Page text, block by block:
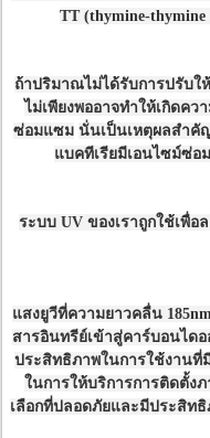
TT (thymine-thymine
ถ้าปริมาณไม่ได้รับการปรับใ
ไม่เพียงพออาจทำให้เกิดคว
ซ่อมแซม นั่นเป็นเหตุผลสำคั
แบคทีเรียมีเอนไซม์ซ่อ
ระบบ UV ของเราถูกใช้เพื่
แสงยูวีที่ความยาวคลื่น
สารอินทรีย์เข้าสู่คาร์บอนได
ประสิทธิภาพในการใช้งานที่
ในการให้บริการการติดตั้ง
เลือกที่ปลอดภัยและมีประสิท